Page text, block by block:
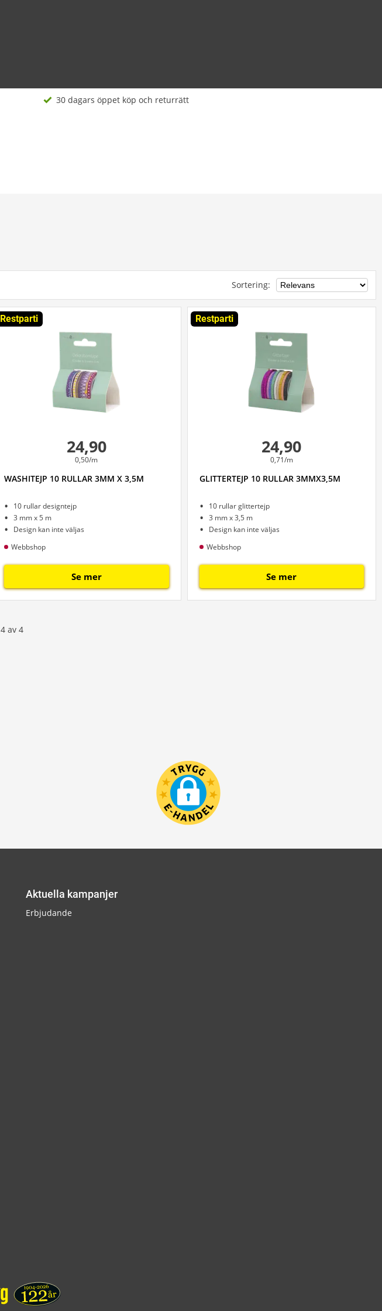
30 dagars öppet köp och returrätt
Sortering:
Restparti
24,90
0,50/m
WASHITEJP 10 RULLAR 3MM X 3,5M
10 rullar designtejp
3 mm x 5 m
Design kan inte väljas
Webbshop
Se mer
Restparti
24,90
0,71/m
GLITTERTEJP 10 RULLAR 3MMX3,5M
10 rullar glittertejp
3 mm x 3,5 m
Design kan inte väljas
Webbshop
Se mer
4 av 4
Aktuella kampanjer
Erbjudande